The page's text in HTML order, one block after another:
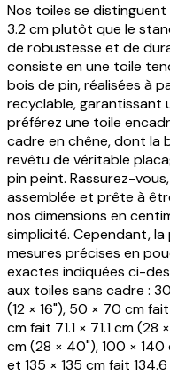
Nos toiles se
3.2 cm plutôt que le
de robustesse et de
consiste en une toile
bois de pin, réalisées à
recyclable, garantissant
préférez une toile
cadre en chêne, dont la
revêtu de véritable
pin peint. Rassurez-
assemblée et prête à
nos dimensions en
simplicité. Cependant,
mesures précises en
exactes indiquées ci-
aux toiles sans cadre :
(12 × 16"), 50 × 70 cm
cm fait 71.1 × 71.1 cm (28
cm (28 × 40"), 100 × 140
et 135 × 135 cm fait